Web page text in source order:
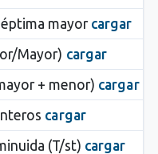
mayor cargar
Mayor) cargar
+ menor) cargar
cargar
(T/st) cargar